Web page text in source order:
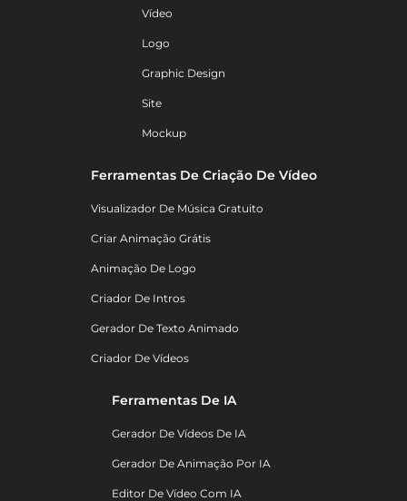
Vídeo
Logo
Graphic Design
Site
Mockup
Ferramentas De Criação De Vídeo
Visualizador De Música Gratuito
Criar Animação Grátis
Animação De Logo
Criador De Intros
Gerador De Texto Animado
Criador De Vídeos
Ferramentas De IA
Gerador De Vídeos De IA
Gerador De Animação Por IA
Editor De Vídeo Com IA